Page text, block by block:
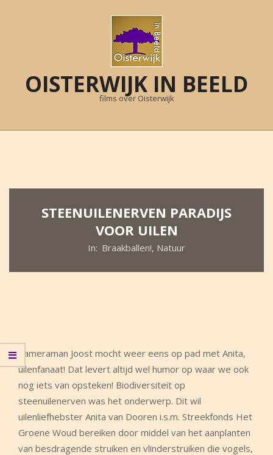
OISTERWIJK IN BEELD
films over Oisterwijk
Primary
STEENUILENERVEN PARADIJS
VOOR UILEN
In: Braakballen!, Natuur
Cameraman Joost mocht weer eens op pad met Anita,
uilenfanaat! Dat levert altijd wel humor op waar we ook
nog iets van opsteken! Biodiversiteit op
steenuilenerven was het onderwerp. Dit wil
uilenliefhebster Anita van Dooren i.s.m. Streekfonds Het
Groene Woud bereiken door middel van het aanplanten
van besdragende struiken en vlinderstruiken die vogels,